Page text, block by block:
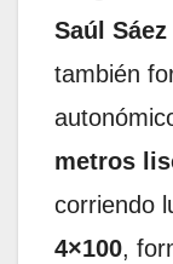
Saúl
también
metros
corriendo
4×100,